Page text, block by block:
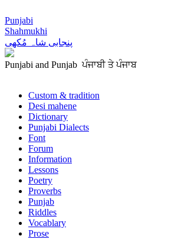
Punjabi
Shahmukhi
پنجابی شاہ مُکھی
Punjabi and Punjab ਪੰਜਾਬੀ ਤੇ ਪੰਜਾਬ
Custom & tradition
Desi mahene
Dictionary
Punjabi Dialects
Font
Forum
Information
Lessons
Poetry
Proverbs
Punjab
Riddles
Vocablary
Prose